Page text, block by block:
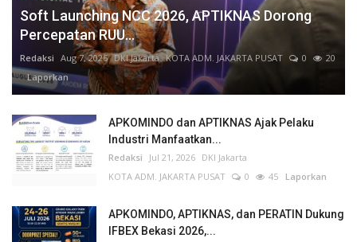
Soft Launching NCC 2026, APTIKNAS Dorong
Percepatan RUU...
Redaksi Aug 7, 2026 DKI Jakarta KOTA ADM. JAKARTA PUSAT 0
20
Laporkan
APKOMINDO dan APTIKNAS Ajak Pelaku
Industri Manfaatkan...
Redaksi Jul 21, 2026 DKI Jakarta
KOTA ADM. JAKARTA PUSAT
0 45 Laporkan
APKOMINDO, APTIKNAS, dan PERATIN Dukung
IFBEX Bekasi 2026,...